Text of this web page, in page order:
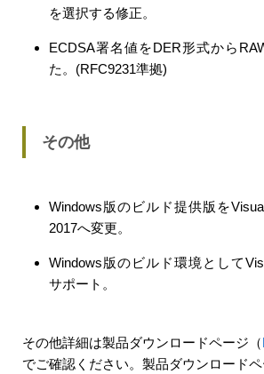
を選択する修正。
ECDSA署名値をDER形式から
た。(RFC9231準拠)
その他
Windows版のビルド提供版を
2017へ変更。
Windows版のビルド環境として
サポート。
その他詳細は製品ダウンロードページ（
でご確認ください。製品ダウンロード